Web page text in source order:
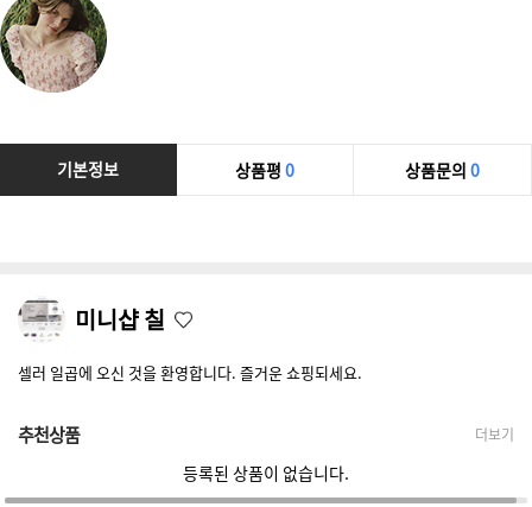
기본정보 상품평 0 상품문의 0
미니샵 칠
셀러 일곱에 오신 것을 환영합니다. 즐거운 쇼핑되세요.
추천상품 더보기
등록된 상품이 없습니다.